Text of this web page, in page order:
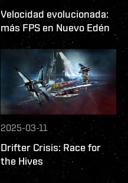
Velocidad evolucionada:
más FPS en Nuevo Edén
2025-03-11
Drifter Crisis: Race for
the Hives